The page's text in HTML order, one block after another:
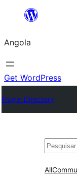
Saltar
o
conteúdo
Angola
Get WordPress
Plugin Directory
All